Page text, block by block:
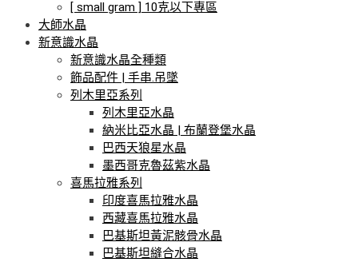
[ small gram ] 10克以下專區
大師水晶
新意識水晶
新意識水晶全種類
飾品配件 | 手串.吊墜
列木里亞系列
列木里亞水晶
納米比亞水晶 | 布蘭登堡水晶
巴西天狼星水晶
墨西哥克魯茲紫水晶
喜馬拉雅系列
印度喜馬拉雅水晶
西藏喜馬拉雅水晶
巴基斯坦黃泥骸骨水晶
巴基斯坦縫合水晶